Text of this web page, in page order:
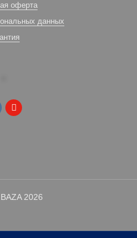
оферта
данных
2026